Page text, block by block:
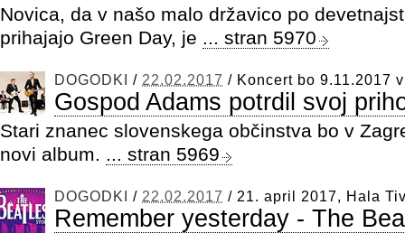
Novica, da v našo malo državico po
prihajajo Green Day, je ... stran 5970
DOGODKI / 22.02.2017 / Koncert bo 9.11.2017
Gospod Adams potrdil svoj
Stari znanec slovenskega občinstva bo v
novi album. ... stran 5969
DOGODKI / 22.02.2017 / 21. april 2017, Hala
Remember yesterday - The